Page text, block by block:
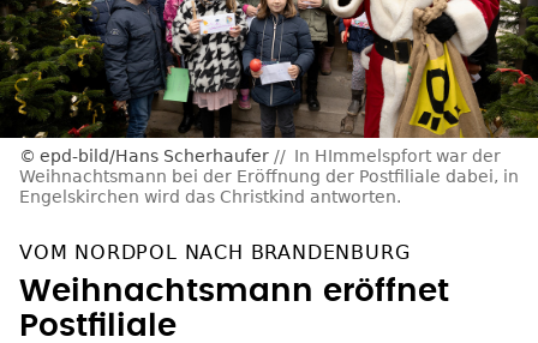
epd-bild/Hans Scherhaufer
In HImmelspfort war der
Weihnachtsmann bei der Eröffnung der Postfiliale dabei, in
Engelskirchen wird das Christkind antworten.
VOM NORDPOL NACH BRANDENBURG
Weihnachtsmann eröffnet
Postfiliale